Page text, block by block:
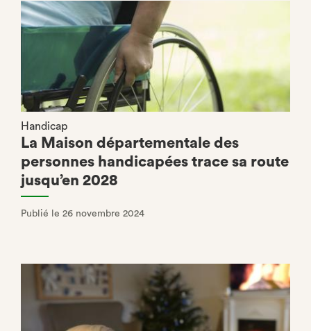
Handicap
La Maison départementale des
personnes handicapées trace sa route
jusqu’en 2028
Publié le 26 novembre 2024